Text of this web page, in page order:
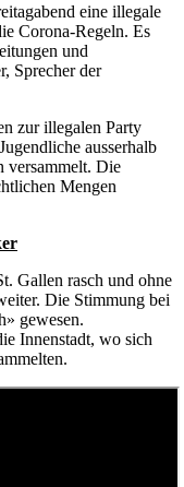
eine illegale
Corona-Regeln. Es
und
Sprecher der
zur illegalen Party
ausserhalb
versammelt. Die
Mengen
Gallen rasch und ohne
Die Stimmung bei
gewesen.
Innenstadt, wo sich